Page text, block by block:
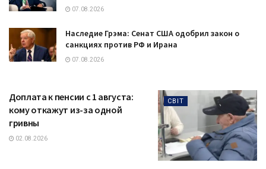
07.08.2026
Наследие Грэма: Сенат США одобрил закон о
санкциях против РФ и Ирана
07.08.2026
СВІТ
Доплата к пенсии с 1 августа:
кому откажут из-за одной
гривны
02.08.2026